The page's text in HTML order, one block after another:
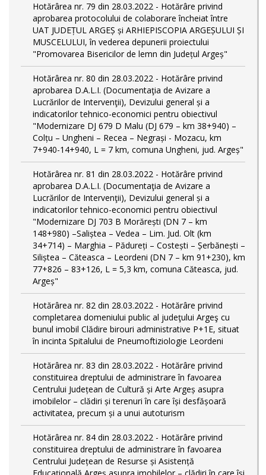
Hotărârea nr. 79 din 28.03.2022 - Hotărâre privind
aprobarea protocolului de colaborare încheiat între
UAT JUDEȚUL ARGEȘ și ARHIEPISCOPIA ARGEȘULUI ȘI
MUSCELULUI, în vederea depunerii proiectului
"Promovarea Bisericilor de lemn din Județul Argeș"
Hotărârea nr. 80 din 28.03.2022 - Hotărâre privind
aprobarea D.A.L.I. (Documentaţia de Avizare a
Lucrărilor de Intervenţii), Devizului general și a
indicatorilor tehnico-economici pentru obiectivul
"Modernizare DJ 679 D Malu (DJ 679 – km 38+940) –
Colțu – Ungheni – Recea – Negrași - Mozacu, km
7+940-14+940, L = 7 km, comuna Ungheni, jud. Argeș"
Hotărârea nr. 81 din 28.03.2022 - Hotărâre privind
aprobarea D.A.L.I. (Documentaţia de Avizare a
Lucrărilor de Intervenţii), Devizului general și a
indicatorilor tehnico-economici pentru obiectivul
"Modernizare DJ 703 B Morărești (DN 7 – km
148+980) –Saliștea – Vedea – Lim. Jud. Olt (km
34+714) – Marghia – Pădureți – Costești – Șerbănești –
Siliștea – Căteasca – Leordeni (DN 7 – km 91+230), km
77+826 – 83+126, L = 5,3 km, comuna Căteasca, jud.
Argeș"
Hotărârea nr. 82 din 28.03.2022 - Hotărâre privind
completarea domeniului public al judeţului Argeş cu
bunul imobil Clădire birouri administrative P+1E, situat
în incinta Spitalului de Pneumoftiziologie Leordeni
Hotărârea nr. 83 din 28.03.2022 - Hotărâre privind
constituirea dreptului de administrare în favoarea
Centrului Județean de Cultură și Arte Argeș asupra
imobilelor – clădiri și terenuri în care își desfășoară
activitatea, precum și a unui autoturism
Hotărârea nr. 84 din 28.03.2022 - Hotărâre privind
constituirea dreptului de administrare în favoarea
Centrului Județean de Resurse și Asistență